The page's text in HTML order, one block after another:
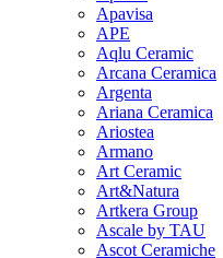
Apavisa
APE
Aqlu Ceramic
Arcana Ceramica
Argenta
Ariana Ceramica
Ariostea
Armano
Art Ceramic
Art&Natura
Artkera Group
Ascale by TAU
Ascot Ceramiche